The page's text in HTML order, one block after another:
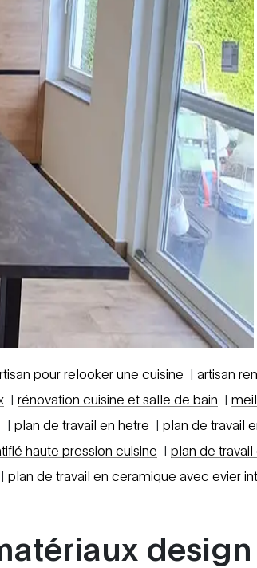
pour relooker une cuisine | artisan
| rénovation cuisine et salle de bain |
| plan de travail en hetre | plan de travail
haute pression cuisine | plan de
| plan de travail en ceramique avec evier
design